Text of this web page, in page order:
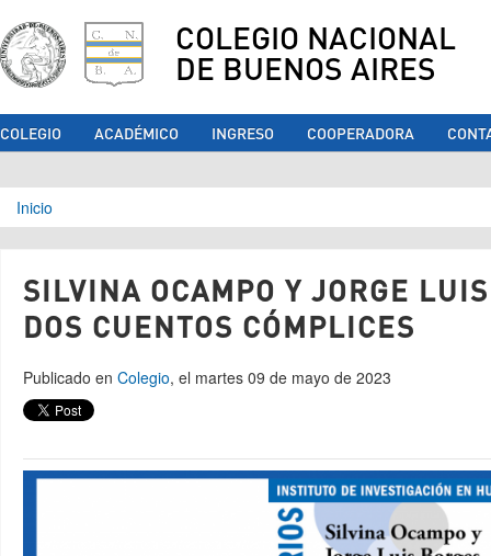
COLEGIO NACIONAL
DE BUENOS AIRES
COLEGIO ACADÉMICO INGRESO COOPERADORA
Se encuentra usted aquí
Inicio
SILVINA OCAMPO Y JORGE
DOS CUENTOS CÓMPLICES
Publicado en Colegio, el martes 09 de mayo de 2023